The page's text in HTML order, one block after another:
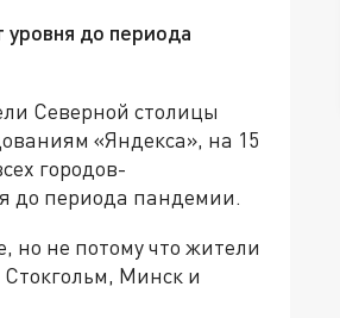
уровня до периода
Северной столицы
«Яндекса», на 15
городов-
до периода пандемии.
но не потому что жители
Минск и